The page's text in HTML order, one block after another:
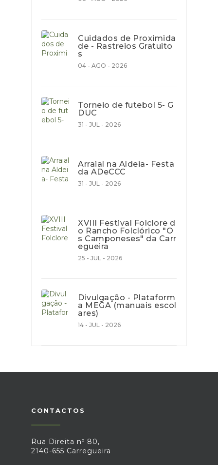
Cuidados de Proximida
de - Rastreios Gratuito
s
04 - AGO - 2026
Torneio de futebol 5- G
DUC
31 - JUL - 2026
Arraial na Aldeia- Festa
da ADeCCC
31 - JUL - 2026
XVIII Festival Folclore d
o Rancho Folclórico "O
s Camponeses" da Carr
egueira
25 - JUL - 2026
Divulgação - Plataform
a MEGA (manuais escol
ares)
14 - JUL - 2026
CONTACTOS
Rua Direita nº 80,
2140-655 Carregueira